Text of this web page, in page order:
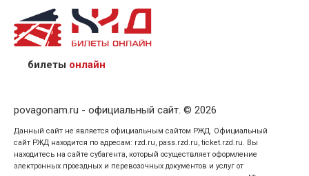
назвав кассиру 14-значный номер заказа;
предъявив удостоверение личности пассажира, на
кого оформлен билет.
билеты онлайн
povagonam.ru - официальный сайт. © 2026
Данный сайт не является официальным сайтом РЖД. Официальный
сайт РЖД находится по адресам: rzd.ru, pass.rzd.ru, ticket.rzd.ru. Вы
находитесь на сайте субагента, который осуществляет оформление
электронных проездных и перевозочных документов и услуг от